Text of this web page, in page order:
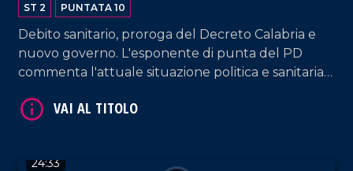
ST 2 PUNTATA 10
Debito sanitario, proroga del Decreto Calabria e
nuovo governo. L'esponente di punta del PD
commenta l'attuale situazione politica e sanitaria
24:33